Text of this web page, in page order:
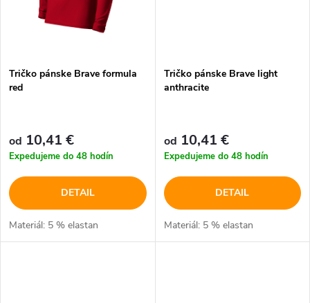
Tričko pánske Brave formula
red
od 10,41 €
Expedujeme do 48 hodín
DETAIL
Materiál: 5 % elastan
Tričko pánske Brave light
anthracite
od 10,41 €
Expedujeme do 48 hodín
DETAIL
Materiál: 5 % elastan